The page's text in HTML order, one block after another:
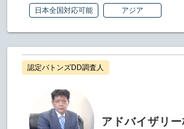
日本全国対応可能
アジア
認定バトンズDD調査人
アドバイザリ